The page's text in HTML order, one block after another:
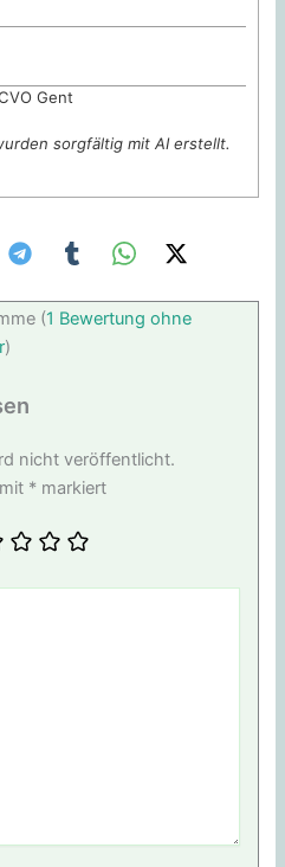
Gent
sorgfältig mit AI erstellt.
(1 Bewertung ohne
)
nicht veröffentlicht.
* markiert